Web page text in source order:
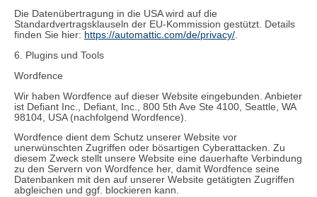
Die Datenübertragung in die USA wird auf die
Standardvertragsklauseln der EU-Kommission gestützt. Details
finden Sie hier: https://automattic.com/de/privacy/.
6. Plugins und Tools
Wordfence
Wir haben Wordfence auf dieser Website eingebunden. Anbieter
ist Defiant Inc., Defiant, Inc., 800 5th Ave Ste 4100, Seattle, WA
98104, USA (nachfolgend Wordfence).
Wordfence dient dem Schutz unserer Website vor
unerwünschten Zugriffen oder bösartigen Cyberattacken. Zu
diesem Zweck stellt unsere Website eine dauerhafte Verbindung
zu den Servern von Wordfence her, damit Wordfence seine
Datenbanken mit den auf unserer Website getätigten Zugriffen
abgleichen und ggf. blockieren kann.